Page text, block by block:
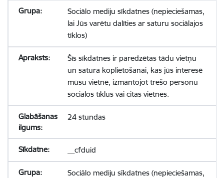
Sociālo mediju sīkdatnes (nepieciešamas,
lai Jūs varētu dalīties ar saturu sociālajos
tīklos)
Šīs sīkdatnes ir paredzētas tādu vietņu
un satura koplietošanai, kas jūs interesē
mūsu vietnē, izmantojot trešo personu
sociālos tīklus vai citas vietnes.
24 stundas
__cfduid
Sociālo mediju sīkdatnes (nepieciešamas,